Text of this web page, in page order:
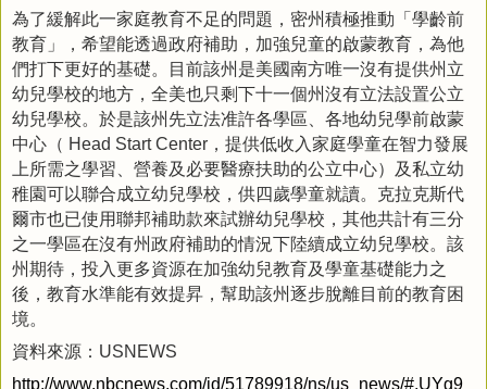
為了緩解此一家庭教育不足的問題，密州積極推動「學齡前
教育」，希望能透過政府補助，加強兒童的啟蒙教育，為他
們打下更好的基礎。目前該州是美國南方唯一沒有提供州立
幼兒學校的地方，全美也只剩下十一個州沒有立法設置公立
幼兒學校。於是該州先立法准許各學區、各地幼兒學前啟蒙
中心（ Head Start Center ，提供低收入家庭學童在智力發展
上所需之學習、營養及必要醫療扶助的公立中心）及私立幼
稚園可以聯合成立幼兒學校，供四歲學童就讀。克拉克斯代
爾市也已使用聯邦補助款來試辦幼兒學校，其他共計有三分
之一學區在沒有州政府補助的情況下陸續成立幼兒學校。該
州期待，投入更多資源在加強幼兒教育及學童基礎能力之
後，教育水準能有效提昇，幫助該州逐步脫離目前的教育困
境。
資料來源： USNEWS
http://www.nbcnews.com/id/51789918/ns/us_news/#.UYg9